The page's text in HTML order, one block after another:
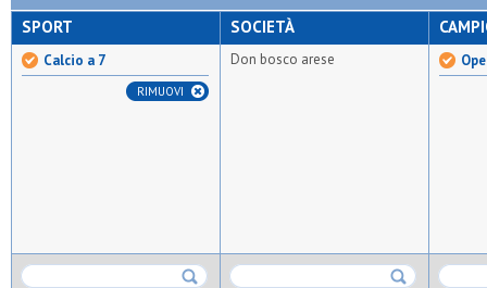
SPORT
Calcio a 7
RIMUOVI
SOCIETÀ
Don bosco arese